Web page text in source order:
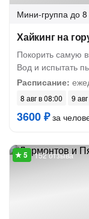
Мини-группа до 8
Хайкинг на
Покорить самую
Вод и испытать
Расписание:
8 авг в 08:00 9
3600 ₽за
152 отзыва